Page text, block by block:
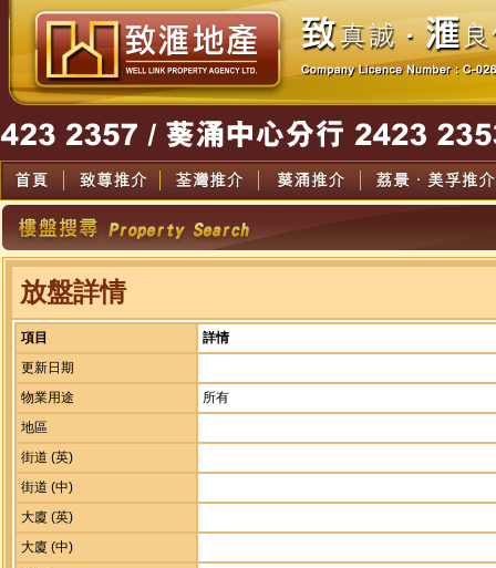
放盤詳情
項目
詳情
更新日期
物業用途
所有
地區
街道 (英)
街道 (中)
大廈 (英)
大廈 (中)